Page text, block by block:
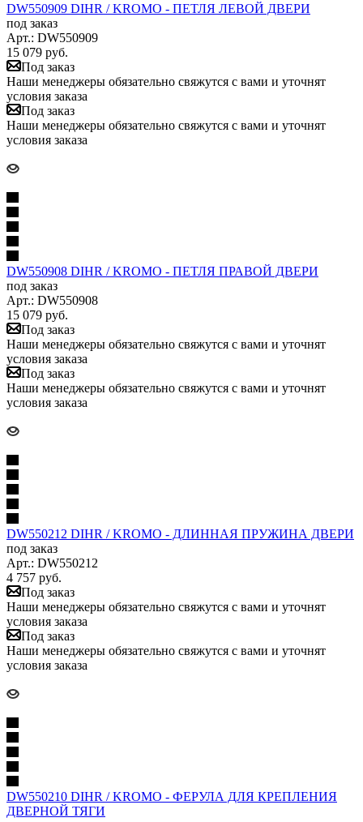
DW550909 DIHR / KROMO - ПЕТЛЯ ЛЕВОЙ ДВЕРИ
под заказ
Арт.: DW550909
15 079 руб.
Под заказ
Наши менеджеры обязательно свяжутся с вами и уточнят
условия заказа
Под заказ
Наши менеджеры обязательно свяжутся с вами и уточнят
условия заказа
DW550908 DIHR / KROMO - ПЕТЛЯ ПРАВОЙ ДВЕРИ
под заказ
Арт.: DW550908
15 079 руб.
Под заказ
Наши менеджеры обязательно свяжутся с вами и уточнят
условия заказа
Под заказ
Наши менеджеры обязательно свяжутся с вами и уточнят
условия заказа
DW550212 DIHR / KROMO - ДЛИННАЯ ПРУЖИНА ДВЕРИ
под заказ
Арт.: DW550212
4 757 руб.
Под заказ
Наши менеджеры обязательно свяжутся с вами и уточнят
условия заказа
Под заказ
Наши менеджеры обязательно свяжутся с вами и уточнят
условия заказа
DW550210 DIHR / KROMO - ФЕРУЛА ДЛЯ КРЕПЛЕНИЯ
ДВЕРНОЙ ТЯГИ